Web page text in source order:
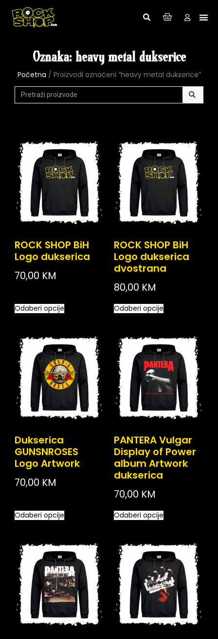
Oznaka: heavy metal dukserice
Početna / Proizvodi označeni “heavy metal dukserice”
ROCK SHOP BiH
Logo dukserica
70,00 KM
Odaberi opcije
ROCK SHOP BiH
Logo dukserica
dvostrana
80,00 KM
Odaberi opcije
Dukserica
GUNSNROSES
Logo Artwork
70,00 KM
Odaberi opcije
PANTERA Vulgar
Display of Power
album Artwork
dukserica
70,00 KM
Odaberi opcije